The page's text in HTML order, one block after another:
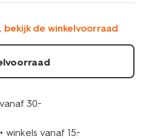
de winkelvoorraad
30.-
winkels vanaf 15.-